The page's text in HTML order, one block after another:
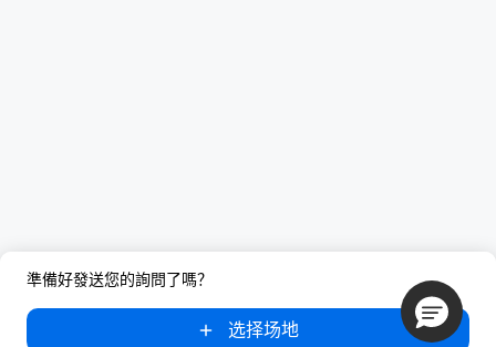
準備好發送您的詢問了嗎？
选择场地